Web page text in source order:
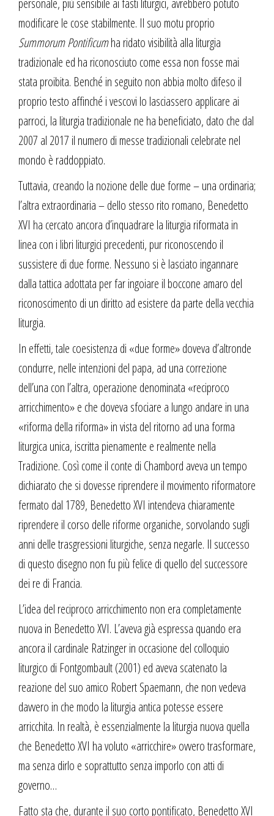
personale, più sensibile ai fasti liturgici, avrebbero potuto
modificare le cose stabilmente. Il suo motu proprio
Summorum Pontificumha ridato visibilità alla liturgia
tradizionale ed ha riconosciuto come essa non fosse mai
stata proibita. Benché in seguito non abbia molto difeso il
proprio testo affinché i vescovi lo lasciassero applicare ai
parroci, la liturgia tradizionale ne ha beneficiato, dato che dal
2007 al 2017 il numero di messe tradizionali celebrate nel
mondo è raddoppiato.
Tuttavia, creando la nozione delle due forme – una ordinaria;
l’altra extraordinaria – dello stesso rito romano, Benedetto
XVI ha cercato ancora d’inquadrare la liturgia riformata in
linea con i libri liturgici precedenti, pur riconoscendo il
sussistere di due forme. Nessuno si è lasciato ingannare
dalla tattica adottata per far ingoiare il boccone amaro del
riconoscimento di un diritto ad esistere da parte della vecchia
liturgia.
In effetti, tale coesistenza di «due forme» doveva d’altronde
condurre, nelle intenzioni del papa, ad una correzione
dell’una con l’altra, operazione denominata «reciproco
arricchimento» e che doveva sfociare a lungo andare in una
«riforma della riforma» in vista del ritorno ad una forma
liturgica unica, iscritta pienamente e realmente nella
Tradizione. Così come il conte di Chambord aveva un tempo
dichiarato che si dovesse riprendere il movimento riformatore
fermato dal 1789, Benedetto XVI intendeva chiaramente
riprendere il corso delle riforme organiche, sorvolando sugli
anni delle trasgressioni liturgiche, senza negarle. Il successo
di questo disegno non fu più felice di quello del successore
dei re di Francia.
L’idea del reciproco arricchimento non era completamente
nuova in Benedetto XVI. L’aveva già espressa quando era
ancora il cardinale Ratzinger in occasione del colloquio
liturgico di Fontgombault (2001) ed aveva scatenato la
reazione del suo amico Robert Spaemann, che non vedeva
davvero in che modo la liturgia antica potesse essere
arricchita. In realtà, è essenzialmente la liturgia nuova quella
che Benedetto XVI ha voluto «arricchire» ovvero trasformare,
ma senza dirlo e soprattutto senza imporlo con atti di
governo…
Fatto sta che, durante il suo corto pontificato, Benedetto XVI